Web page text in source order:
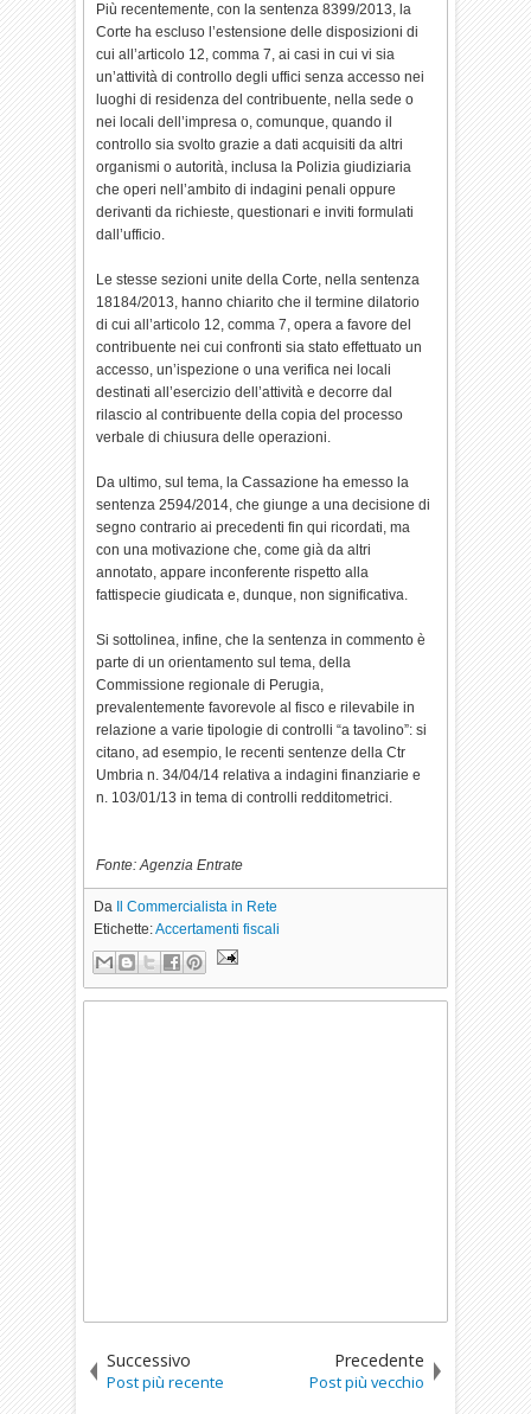
Più recentemente, con la sentenza 8399/2013, la
Corte ha escluso l’estensione delle disposizioni di
cui all’articolo 12, comma 7, ai casi in cui vi sia
un’attività di controllo degli uffici senza accesso nei
luoghi di residenza del contribuente, nella sede o
nei locali dell’impresa o, comunque, quando il
controllo sia svolto grazie a dati acquisiti da altri
organismi o autorità, inclusa la Polizia giudiziaria
che operi nell’ambito di indagini penali oppure
derivanti da richieste, questionari e inviti formulati
dall’ufficio.
Le stesse sezioni unite della Corte, nella sentenza
18184/2013, hanno chiarito che il termine dilatorio
di cui all’articolo 12, comma 7, opera a favore del
contribuente nei cui confronti sia stato effettuato un
accesso, un’ispezione o una verifica nei locali
destinati all’esercizio dell’attività e decorre dal
rilascio al contribuente della copia del processo
verbale di chiusura delle operazioni.
Da ultimo, sul tema, la Cassazione ha emesso la
sentenza 2594/2014, che giunge a una decisione di
segno contrario ai precedenti fin qui ricordati, ma
con una motivazione che, come già da altri
annotato, appare inconferente rispetto alla
fattispecie giudicata e, dunque, non significativa.
Si sottolinea, infine, che la sentenza in commento è
parte di un orientamento sul tema, della
Commissione regionale di Perugia,
prevalentemente favorevole al fisco e rilevabile in
relazione a varie tipologie di controlli “a tavolino”: si
citano, ad esempio, le recenti sentenze della Ctr
Umbria n. 34/04/14 relativa a indagini finanziarie e
n. 103/01/13 in tema di controlli redditometrici.
Fonte: Agenzia Entrate
Da
Il Commercialista in Rete
Etichette:Accertamenti fiscali
Successivo
Post più recente
Precedente
Post più vecchio